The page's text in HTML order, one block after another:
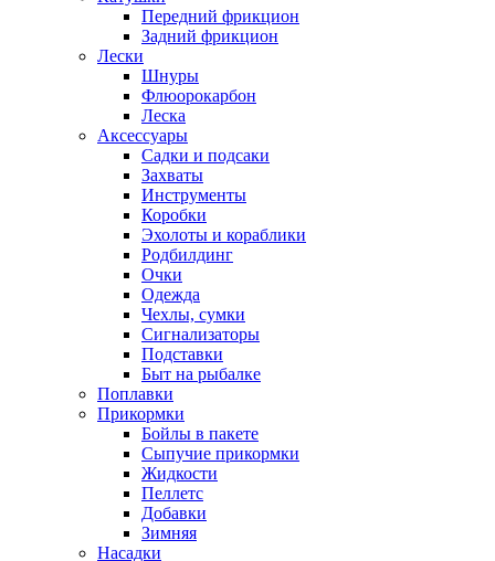
Передний фрикцион
Задний фрикцион
Лески
Шнуры
Флюорокарбон
Леска
Аксессуары
Садки и подсаки
Захваты
Инструменты
Коробки
Эхолоты и кораблики
Родбилдинг
Очки
Одежда
Чехлы, сумки
Сигнализаторы
Подставки
Быт на рыбалке
Поплавки
Прикормки
Бойлы в пакете
Сыпучие прикормки
Жидкости
Пеллетс
Добавки
Зимняя
Насадки